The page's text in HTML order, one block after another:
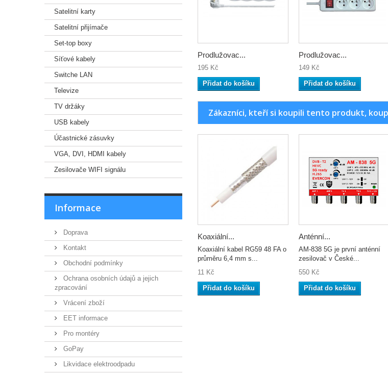
Satelitní karty
Satelitní přijímače
Set-top boxy
Síťové kabely
Switche LAN
Televize
TV držáky
USB kabely
Účastnické zásuvky
VGA, DVI, HDMI kabely
Zesilovače WIFI signálu
Informace
Doprava
Kontakt
Obchodní podmínky
Ochrana osobních údajů a jejich
zpracování
Vrácení zboží
EET informace
Pro montéry
GoPay
Likvidace elektroodpadu
Prodlužovac...
195 Kč
Přidat do košíku
Prodlužovac...
149 Kč
Přidat do košíku
Zákazníci, kteří si koupili tento produkt,
Koaxiální...
Koaxiální kabel RG59 48 FA o
průměru 6,4 mm s...
11 Kč
Přidat do košíku
Anténní...
AM-838 5G je první anténní
zesilovač v České...
550 Kč
Přidat do košíku